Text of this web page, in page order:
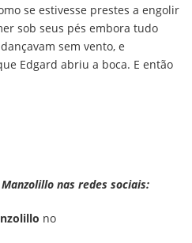
se estivesse prestes a engolir
sob seus pés embora tudo
sem vento, e
Edgard abriu a boca. E então
nas redes sociais:
no